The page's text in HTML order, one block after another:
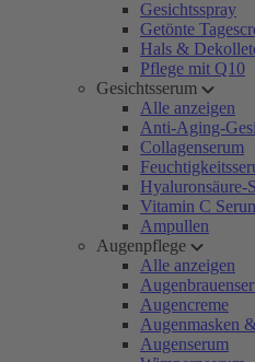
Gesichtsspray
Getönte
Hals &
Pflege mit Q10
Gesichtsserum
Alle anzeigen
Anti-Aging-
Collagenserum
Hyaluronsäure-
Vitamin C
Ampullen
Augenpflege
Alle anzeigen
Augencreme
Augenmasken
Augenserum